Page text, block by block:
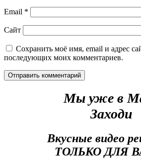
Email *
Сайт
Сохранить моё имя, email и адрес
последующих моих комментариев.
Мы уже в
Заходи
Вкусные видео
ТОЛЬКО ДЛЯ